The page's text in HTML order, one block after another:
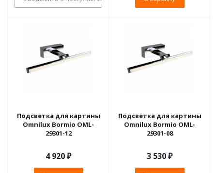
Подсветка для картины
Omnilux Bormio OML-
29301-12
4 920₽
Подсветка для картины
Omnilux Bormio OML-
29301-08
3 530₽